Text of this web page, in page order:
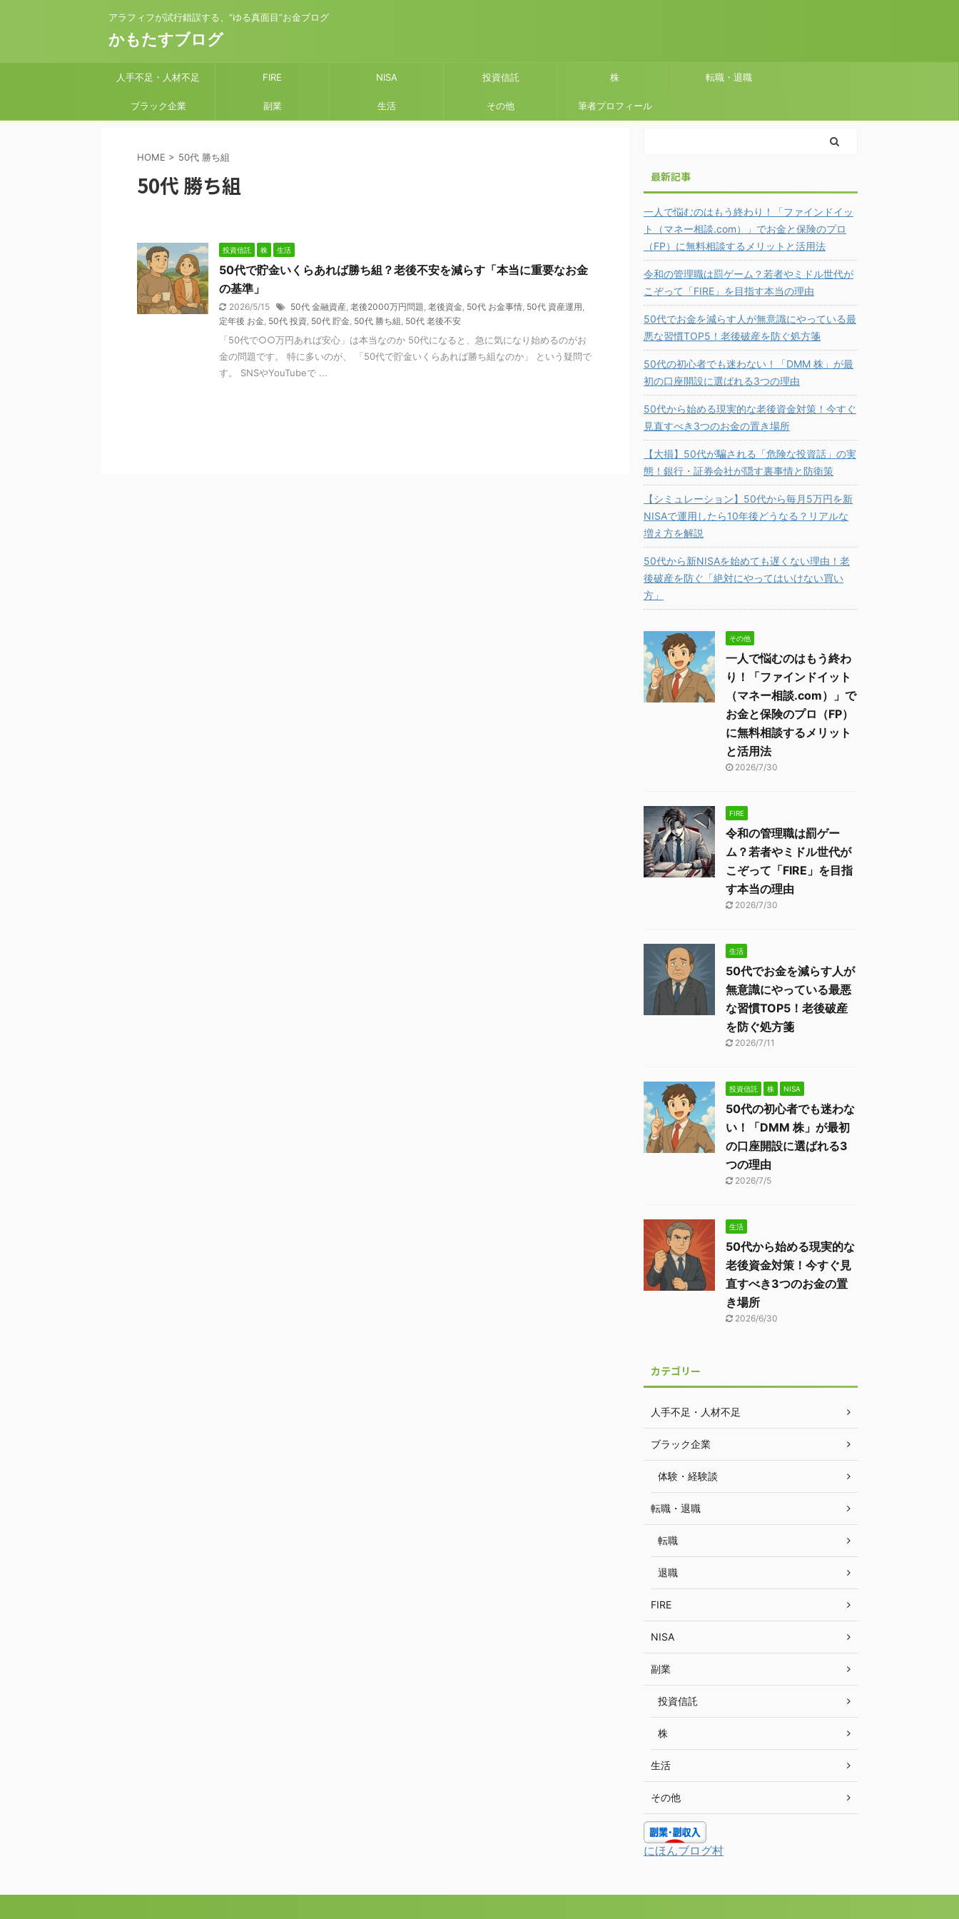
アラフィフが試行錯誤する、“ゆる真面目”お金ブログ
かもたすブログ
人手不足・人材不足 FIRE NISA 投資信託 株 転職・退職
ブラック企業 副業 生活 その他 筆者プロフィール
HOME > 50代 勝ち組
50代 勝ち組
投資信託 株 生活
50代で貯金いくらあれば勝ち組？老後不安を減らす「本当に重要なお金
の基準」
2026/5/15 50代 金融資産, 老後2000万円問題, 老後資金, 50代 お金事情, 50代 資産運用,
定年後 お金, 50代 投資, 50代 貯金, 50代 勝ち組, 50代 老後不安
「50代で○○万円あれば安心」は本当なのか 50代になると、急に気になり始めるのがお
金の問題です。 特に多いのが、 「50代で貯金いくらあれば勝ち組なのか」 という疑問で
す。 SNSやYouTubeで ...
最新記事
一人で悩むのはもう終わり！「ファインドイッ
ト（マネー相談.com）」でお金と保険のプロ
（FP）に無料相談するメリットと活用法
令和の管理職は罰ゲーム？若者やミドル世代が
こぞって「FIRE」を目指す本当の理由
50代でお金を減らす人が無意識にやっている最
悪な習慣TOP5！老後破産を防ぐ処方箋
50代の初心者でも迷わない！「DMM 株」が最
初の口座開設に選ばれる3つの理由
50代から始める現実的な老後資金対策！今すぐ
見直すべき3つのお金の置き場所
【大損】50代が騙される「危険な投資話」の実
態！銀行・証券会社が隠す裏事情と防衛策
【シミュレーション】50代から毎月5万円を新
NISAで運用したら10年後どうなる？リアルな
増え方を解説
50代から新NISAを始めても遅くない理由！老
後破産を防ぐ「絶対にやってはいけない買い
方」
その他
一人で悩むのはもう終わ
り！「ファインドイット
（マネー相談.com）」で
お金と保険のプロ（FP）
に無料相談するメリット
と活用法
2026/7/30
FIRE
令和の管理職は罰ゲー
ム？若者やミドル世代が
こぞって「FIRE」を目指
す本当の理由
2026/7/30
生活
50代でお金を減らす人が
無意識にやっている最悪
な習慣TOP5！老後破産
を防ぐ処方箋
2026/7/11
投資信託 株 NISA
50代の初心者でも迷わな
い！「DMM 株」が最初
の口座開設に選ばれる3
つの理由
2026/7/5
生活
50代から始める現実的な
老後資金対策！今すぐ見
直すべき3つのお金の置
き場所
2026/6/30
カテゴリー
人手不足・人材不足
ブラック企業
体験・経験談
転職・退職
転職
退職
FIRE
NISA
副業
投資信託
株
生活
その他
にほんブログ村